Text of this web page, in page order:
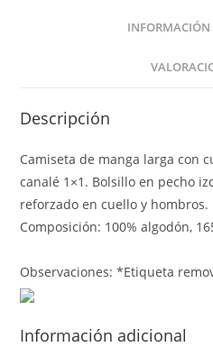
Descripción
Camiseta de manga larga con
canalé 1×1. Bolsillo en pecho
reforzado en cuello y hombros.
Composición: 100% algodón,
Observaciones: *Etiqueta
Información adicional